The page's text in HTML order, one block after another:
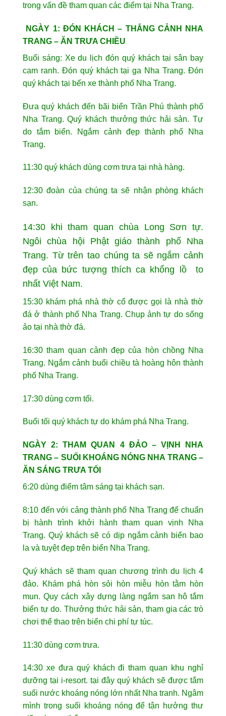
trong vấn đề tham quan các điểm tại Nha Trang.
NGÀY 1: ĐÓN KHÁCH – THẮNG CẢNH NHA
TRANG – ĂN TRƯA CHIỀU
Buổi sáng: Xe du lịch đón quý khách tại sân bay
cam ranh. Đón quý khách tại ga Nha Trang. Đón
quý khách tại bến xe thành phố Nha Trang.
Đưa quý khách đến bãi biển Trần Phú thành phố
Nha Trang. Quý khách thưởng thức hải sản. Tự
do tắm biển. Ngắm cảnh đẹp thành phố Nha
Trang.
11:30 quý khách dùng cơm trưa tại nhà hàng.
12:30 đoàn của chúng ta sẽ nhận phòng khách
sạn.
14:30 khi tham quan chùa Long Sơn tự.
Ngôi chùa hội Phật giáo thành phố Nha
Trang. Từ trên tao chúng ta sẽ ngắm cảnh
đẹp của bức tượng thích ca khổng lồ to
nhất Việt Nam.
15:30 khám phá nhà thờ cổ được gọi là nhà thờ
đá ở thành phố Nha Trang. Chụp ảnh tự do sống
ảo tại nhà thờ đá.
16:30 tham quan cảnh đẹp của hòn chồng Nha
Trang. Ngắm cảnh buổi chiều tà hoàng hôn thành
phố Nha Trang.
17:30 dùng cơm tối.
Buổi tối quý khách tự do khám phá Nha Trang.
NGÀY 2: THAM QUAN 4 ĐẢO – VỊNH NHA
TRANG – SUỐI KHOÁNG NÓNG NHA TRANG –
ĂN SÁNG TRƯA TỐI
6:20 dùng điểm tâm sáng tại khách sạn.
8:10 đến với cảng thành phố Nha Trang để chuẩn
bị hành trình khởi hành tham quan vịnh Nha
Trang. Quý khách sẽ có dịp ngắm cảnh biển bao
la và tuyệt đẹp trên biển Nha Trang.
Quý khách sẽ tham quan chương trình du lịch 4
đảo. Khám phá hòn sỏi hòn miễu hòn tằm hòn
mun. Quy cách xây dựng làng ngắm san hô tắm
biển tự do. Thưởng thức hải sản, tham gia các trò
chơi thể thao trên biển chi phí tự túc.
11:30 dùng cơm trưa.
14:30 xe đưa quý khách đi tham quan khu nghỉ
dưỡng tại i-resort. tại đây quý khách sẽ được tắm
suối nước khoáng nóng lớn nhất Nha tranh. Ngâm
mình trong suối khoáng nóng để tận hưởng thư